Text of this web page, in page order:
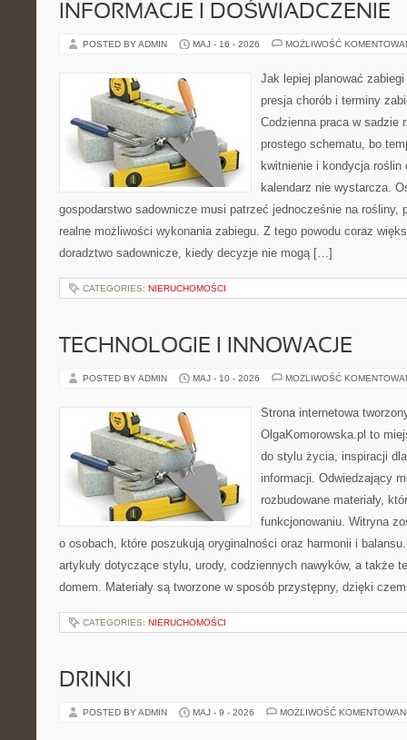
INFORMACJE I DOŚWIADCZENIE
POSTED BY ADMIN MAJ - 16 - 2026 MOŻLIWOŚĆ
Jak lepiej planować
presja chorób i terminy
Codzienna praca w sadzie
prostego schematu, bo
kwitnienie i kondycja
kalendarz nie wystarcza.
gospodarstwo sadownicze musi patrzeć jednocześnie na rośliny,
realne możliwości wykonania zabiegu. Z tego powodu coraz
doradztwo sadownicze, kiedy decyzje nie mogą […]
CATEGORIES: NIERUCHOMOŚCI
TECHNOLOGIE I INNOWACJE
POSTED BY ADMIN MAJ - 10 - 2026 MOŻLIWOŚĆ
Strona internetowa
OlgaKomorowska.pl to
do stylu życia, inspiracji
informacji. Odwiedzający
rozbudowane materiały,
funkcjonowaniu. Witryna
o osobach, które poszukują oryginalności oraz harmonii i
artykuły dotyczące stylu, urody, codziennych nawyków, a także
domem. Materiały są tworzone w sposób przystępny, dzięki
CATEGORIES: NIERUCHOMOŚCI
DRINKI
POSTED BY ADMIN MAJ - 9 - 2026 MOŻLIWOŚĆ